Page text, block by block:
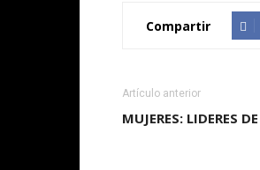
Compartir
Artículo anterior
MUJERES: LIDERES